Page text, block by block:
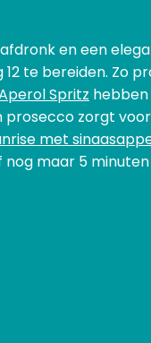
en een
te bereiden. Zo
Spritz
zorgt
met
maar 5 minuten